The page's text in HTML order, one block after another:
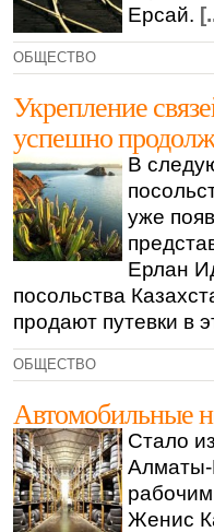
Ерсай.
ОБЩЕСТВО
Укрепление
успешно
В
уже
Ерлан
посольства
продают путевки в
ОБЩЕСТВО
Автомобильные
Стало
Алматы-
Женис